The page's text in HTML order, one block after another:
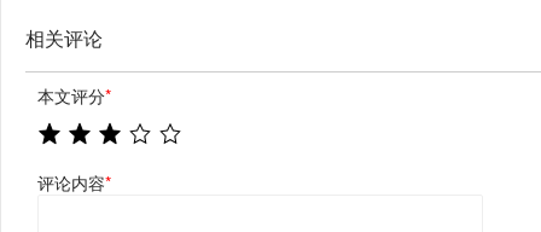
相关评论
本文评分*
评论内容*